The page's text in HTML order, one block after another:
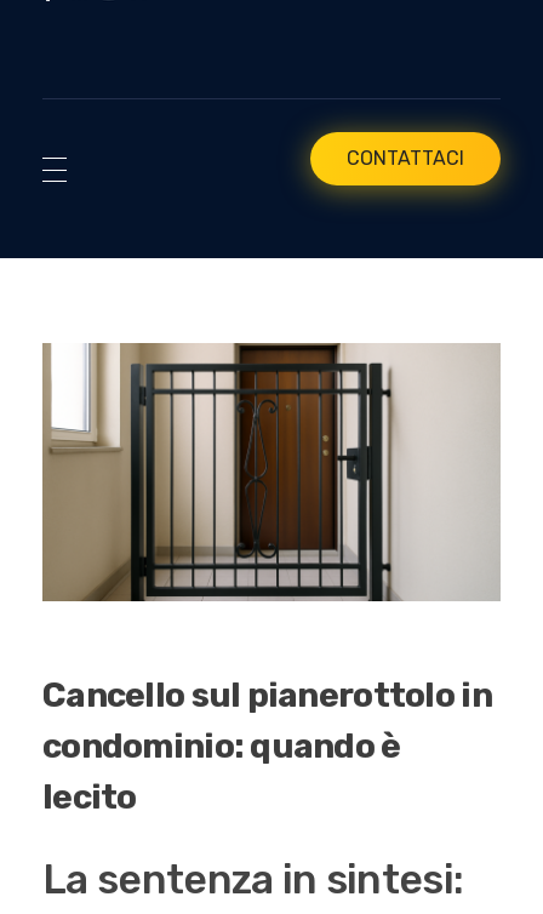
CONTATTACI
Cancello sul pianerottolo in
condominio: quando è
lecito
La sentenza in sintesi: